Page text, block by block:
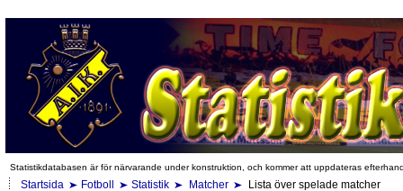
Statistikdatabasen är för närvarande under konstruktion, och kommer att uppdateras
Startsida Fotboll Statistik Matcher Lista över spelade matcher